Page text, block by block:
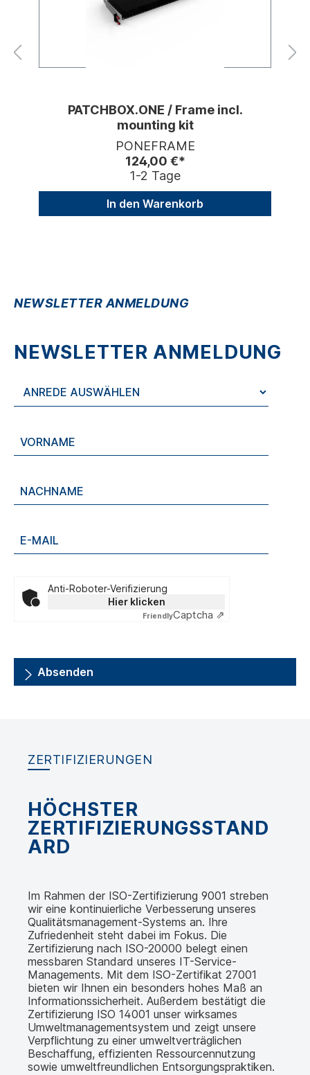
PATCHBOX.ONE / Frame incl.
mounting kit
PONEFRAME
124,00 €*
1-2 Tage
In den Warenkorb
NEWSLETTER ANMELDUNG
NEWSLETTER ANMELDUNG
Anti-Roboter-Verifizierung
Hier klicken
FriendlyCaptcha ⇗
Absenden
ZERTIFIZIERUNGEN
HÖCHSTER
ZERTIFIZIERUNGSSTAND
ARD
Im Rahmen der ISO-Zertifizierung 9001 streben
wir eine kontinuierliche Verbesserung unseres
Qualitätsmanagement-Systems an. Ihre
Zufriedenheit steht dabei im Fokus. Die
Zertifizierung nach ISO-20000 belegt einen
messbaren Standard unseres IT-Service-
Managements. Mit dem ISO-Zertifikat 27001
bieten wir Ihnen ein besonders hohes Maß an
Informationssicherheit. Außerdem bestätigt die
Zertifizierung ISO 14001 unser wirksames
Umweltmanagementsystem und zeigt unsere
Verpflichtung zu einer umweltverträglichen
Beschaffung, effizienten Ressourcennutzung
sowie umweltfreundlichen Entsorgungspraktiken.